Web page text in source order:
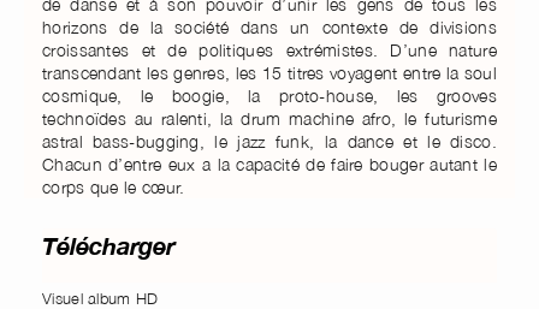
horizons de la société dans un contexte de divisions
croissantes et de politiques extrémistes. D’une nature
transcendant les genres, les 15 titres voyagent entre la soul
cosmique, le boogie, la proto-house, les grooves
technoïdes au ralenti, la drum machine afro, le futurisme
astral bass-bugging, le jazz funk, la dance et le disco.
Chacun d’entre eux a la capacité de faire bouger autant le
corps que le cœur.
Télécharger
Visuel album HD